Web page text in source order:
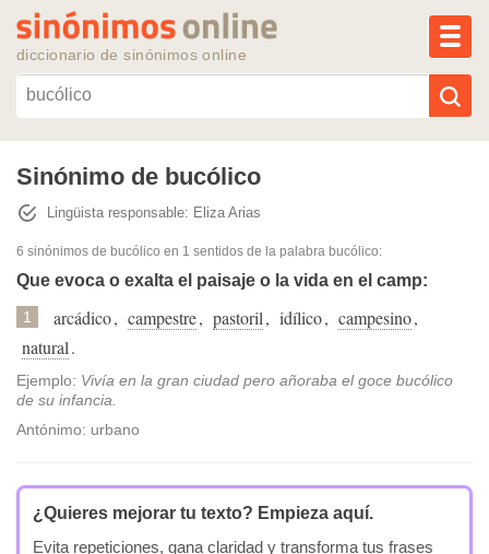
diccionario de sinónimos online
Reescribir texto con IA
Sinónimos populares
Temas populares
Temas recientes
Sinónimo de bucólico
Lingüista responsable: Eliza Arias
6 sinónimos de bucólico en 1 sentidos de la palabra bucólico:
Que evoca o exalta el paisaje o la vida en el camp:
1 arcádico, campestre, pastoril, idílico, campesino,
natural.
Ejemplo: Vivía en la gran ciudad pero añoraba el goce bucólico
de su infancia.
Antónimo: urbano
¿Quieres mejorar tu texto? Empieza aquí.
Evita repeticiones, gana claridad y transforma tus frases